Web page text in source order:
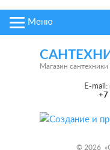
Меню
Магазин сантехники
E-mail:
+7
© 2026 «